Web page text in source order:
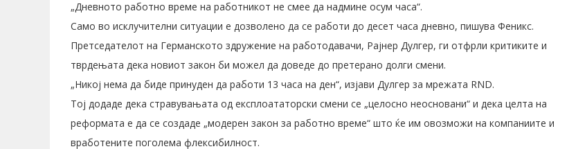
„Дневното работно време на работникот не смее да надмине осум часа“.
Само во исклучителни ситуации е дозволено да се работи до десет часа дневно, пишува Феникс.
Претседателот на Германското здружение на работодавачи, Рајнер Дулгер, ги отфрли критиките и
тврдењата дека новиот закон би можел да доведе до претерано долги смени.
„Никој нема да биде принуден да работи 13 часа на ден“, изјави Дулгер за мрежата RND.
Тој додаде дека стравувањата од експлоататорски смени се „целосно неосновани“ и дека целта на
реформата е да се создаде „модерен закон за работно време“ што ќе им овозможи на компаниите и
вработените поголема флексибилност.